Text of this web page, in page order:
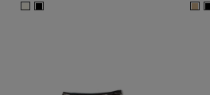
■ ■